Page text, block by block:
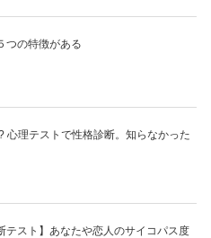
つの特徴がある
心理テストで性格診断。知らなかった
テスト】あなたや恋人のサイコパス度